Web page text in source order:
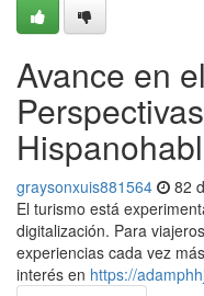
Avance en
graysonxuis881564 82
El turismo está
digitalización. Para
experiencias cada vez
interés en https://